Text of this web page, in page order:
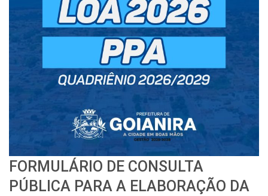
FORMULÁRIO DE CONSULTA
PÚBLICA PARA A ELABORAÇÃO DA